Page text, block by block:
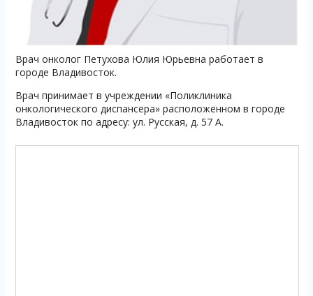
Врач онколог Петухова Юлия Юрьевна работает в
городе Владивосток.
Врач принимает в учреждении «Поликлиника
онкологического диспансера» расположенном в городе
Владивосток по адресу: ул. Русская, д. 57 А.